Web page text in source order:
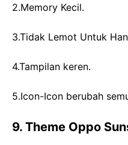
2.Memory Kecil.
3.Tidak Lemot Untuk
4.Tampilan keren.
5.Icon-Icon berubah
9. Theme Oppo